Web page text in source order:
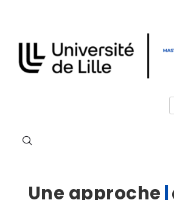
Une approche |